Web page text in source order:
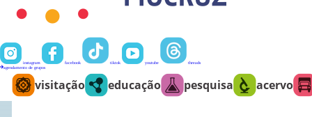
instagram facebook tiktok youtube
threads
agendamento de grupos
visitação educação pesquisa acervo